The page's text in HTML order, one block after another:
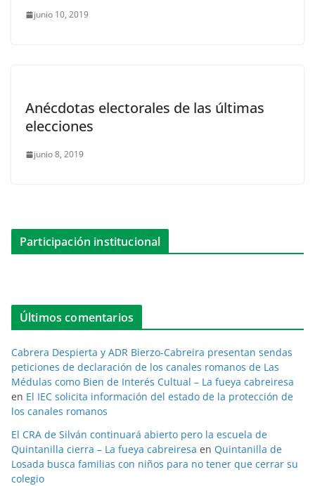
junio 10, 2019
Anécdotas electorales de las últimas
elecciones
junio 8, 2019
Participación institucional
Últimos comentarios
Cabrera Despierta y ADR Bierzo-Cabreira presentan sendas
peticiones de declaración de los canales romanos de Las
Médulas como Bien de Interés Cultual – La fueya cabreiresa
en El IEC solicita información del estado de la protección de
los canales romanos
El CRA de Silván continuará abierto pero la escuela de
Quintanilla cierra – La fueya cabreiresa en Quintanilla de
Losada busca familias con niños para no tener que cerrar su
colegio